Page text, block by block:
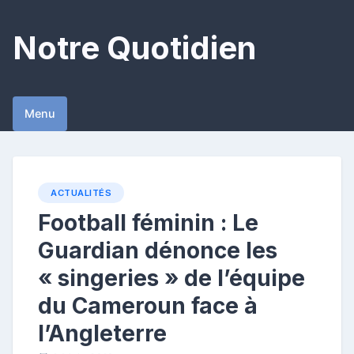
content
Notre Quotidien
Menu
ACTUALITÉS
Football féminin : Le
Guardian dénonce les
« singeries » de l’équipe
du Cameroun face à
l’Angleterre